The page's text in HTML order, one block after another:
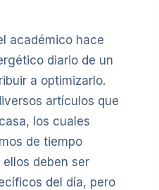
académico hace
diario de un
a optimizarlo.
artículos que
los cuales
de tiempo
deben ser
del día, pero